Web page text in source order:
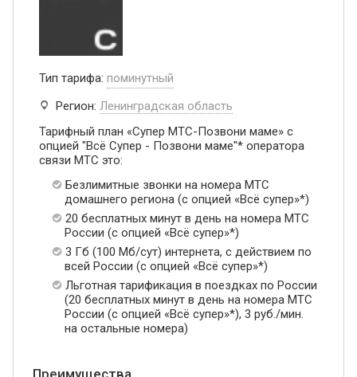
Тип тарифа: поминутный
Регион: Ленинградская область
Тарифный план «Супер МТС-Позвони маме» с
опцией "Всё Супер - Позвони маме"* оператора
связи МТС это:
Безлимитные звонки на номера МТС
домашнего региона (с опцией «Всё супер»*)
20 бесплатных минут в день на номера МТС
России (с опцией «Всё супер»*)
3 Гб (100 Мб/сут) интернета, с действием по
всей России (с опцией «Всё супер»*)
Льготная тарификация в поездках по России
(20 бесплатных минут в день на номера МТС
России (с опцией «Всё супер»*), 3 руб./мин.
на остальные номера)